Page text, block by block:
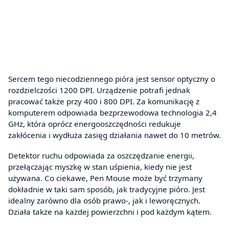
Sercem tego niecodziennego pióra jest sensor optyczny o
rozdzielczości 1200 DPI. Urządzenie potrafi jednak
pracować także przy 400 i 800 DPI. Za komunikację z
komputerem odpowiada bezprzewodowa technologia 2,4
GHz, która oprócz energooszczędności redukuje
zakłócenia i wydłuża zasięg działania nawet do 10 metrów.
Detektor ruchu odpowiada za oszczędzanie energii,
przełączając myszkę w stan uśpienia, kiedy nie jest
używana. Co ciekawe, Pen Mouse może być trzymany
dokładnie w taki sam sposób, jak tradycyjne pióro. Jest
idealny zarówno dla osób prawo-, jak i leworęcznych.
Działa także na każdej powierzchni i pod każdym kątem.